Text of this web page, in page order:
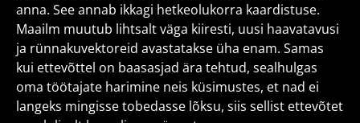
anna. See annab ikkagi hetkeolukorra kaardistuse.
Maailm muutub lihtsalt väga kiiresti, uusi haavatavusi
ja rünnakuvektoreid avastatakse üha enam. Samas
kui ettevõttel on baasasjad ära tehtud, sealhulgas
oma töötajate harimine neis küsimustes, et nad ei
langeks mingisse tobedasse lõksu, siis sellist ettevõtet